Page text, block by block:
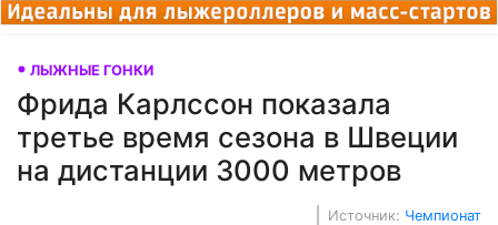
ЛЫЖНЫЕ ГОНКИ
Фрида Карлссон показала
третье время сезона в Швеции
на дистанции 3000 метров
Источник: Чемпионат